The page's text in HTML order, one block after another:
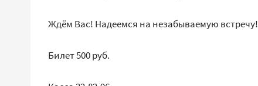
Ждём Вас! Надеемся на незабываемую встречу!
Билет 500 руб.